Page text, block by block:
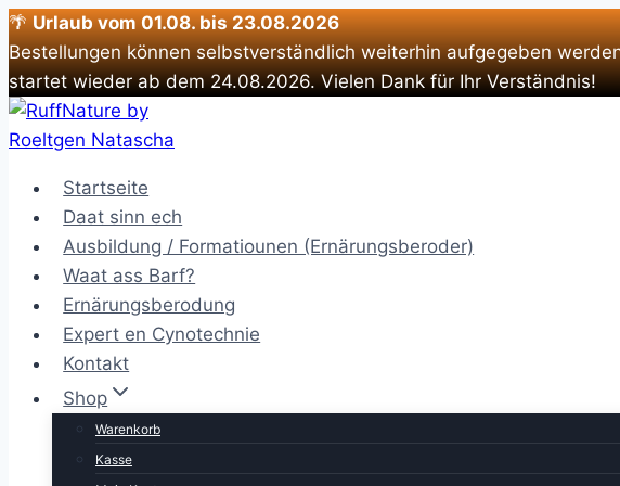
🌴Urlaub vom 01.08. bis 23.08.2026
Bestellungen können selbstverständlich weiterhin aufgegeben
startet wieder ab dem 24.08.2026. Vielen Dank für Ihr Verständnis!
Zum
Inhalt
Startseite
Daat sinn ech
Ausbildung / Formatiounen (Ernärungsberoder)
Waat ass Barf?
Ernärungsberodung
Expert en Cynotechnie
Kontakt
Shop
Warenkorb
Kasse